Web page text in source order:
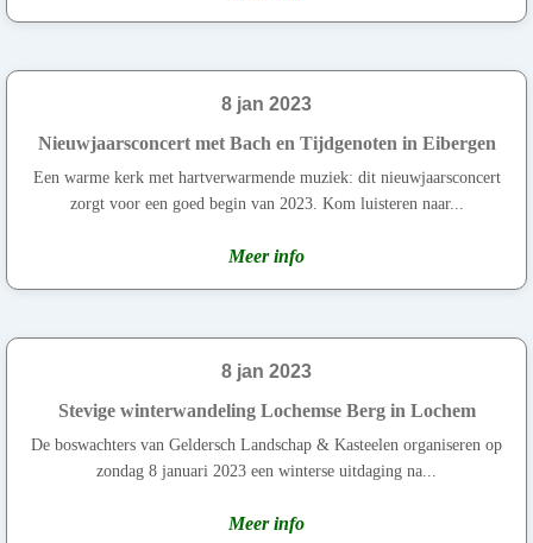
8 jan 2023
Nieuwjaarsconcert met Bach en Tijdgenoten in Eibergen
Een warme kerk met hartverwarmende muziek: dit nieuwjaarsconcert
zorgt voor een goed begin van 2023. Kom luisteren naar...
Meer info
8 jan 2023
Stevige winterwandeling Lochemse Berg in Lochem
De boswachters van Geldersch Landschap & Kasteelen organiseren op
zondag 8 januari 2023 een winterse uitdaging na...
Meer info